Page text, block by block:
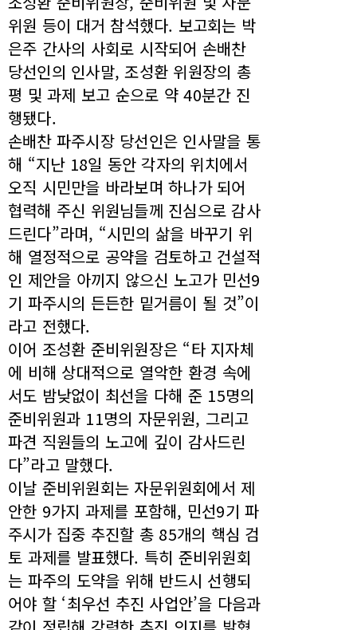
위원 등이 대거 참석했다. 보고회는 박
은주 간사의 사회로 시작되어 손배찬
당선인의 인사말, 조성환 위원장의 총
평 및 과제 보고 순으로 약 40분간 진
행됐다.
손배찬 파주시장 당선인은 인사말을 통
해 “지난 18일 동안 각자의 위치에서
오직 시민만을 바라보며 하나가 되어
협력해 주신 위원님들께 진심으로 감사
드린다”라며, “시민의 삶을 바꾸기 위
해 열정적으로 공약을 검토하고 건설적
인 제안을 아끼지 않으신 노고가 민선9
기 파주시의 든든한 밑거름이 될 것”이
라고 전했다.
이어 조성환 준비위원장은 “타 지자체
에 비해 상대적으로 열악한 환경 속에
서도 밤낮없이 최선을 다해 준 15명의
준비위원과 11명의 자문위원, 그리고
파견 직원들의 노고에 깊이 감사드린
다”라고 말했다.
이날 준비위원회는 자문위원회에서 제
안한 9가지 과제를 포함해, 민선9기 파
주시가 집중 추진할 총 85개의 핵심 검
토 과제를 발표했다. 특히 준비위원회
는 파주의 도약을 위해 반드시 선행되
어야 할 ‘최우선 추진 사업안’을 다음과